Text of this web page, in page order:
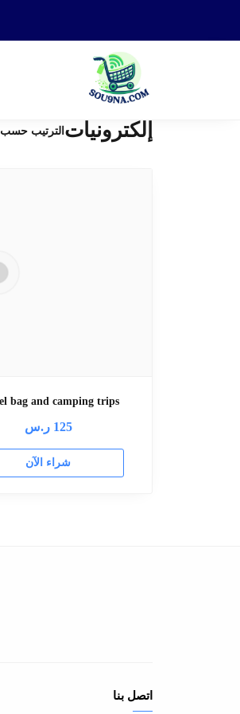
إلكترونيات الترتيب
bag and camping trips
125 ر.س
شراء الآن
اتصل بنا